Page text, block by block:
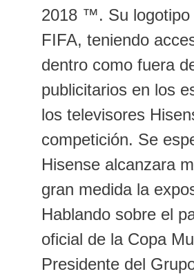
2018 ™. Su logotipo
FIFA, teniendo
dentro como fuera
publicitarios en los
los televisores
competición. Se
Hisense alcanzara
gran medida la
Hablando sobre el
oficial de la Copa
Presidente del